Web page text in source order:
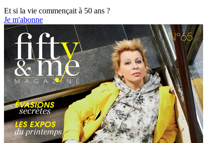
Et si la vie commençait à 50 ans ?
Je m'abonne